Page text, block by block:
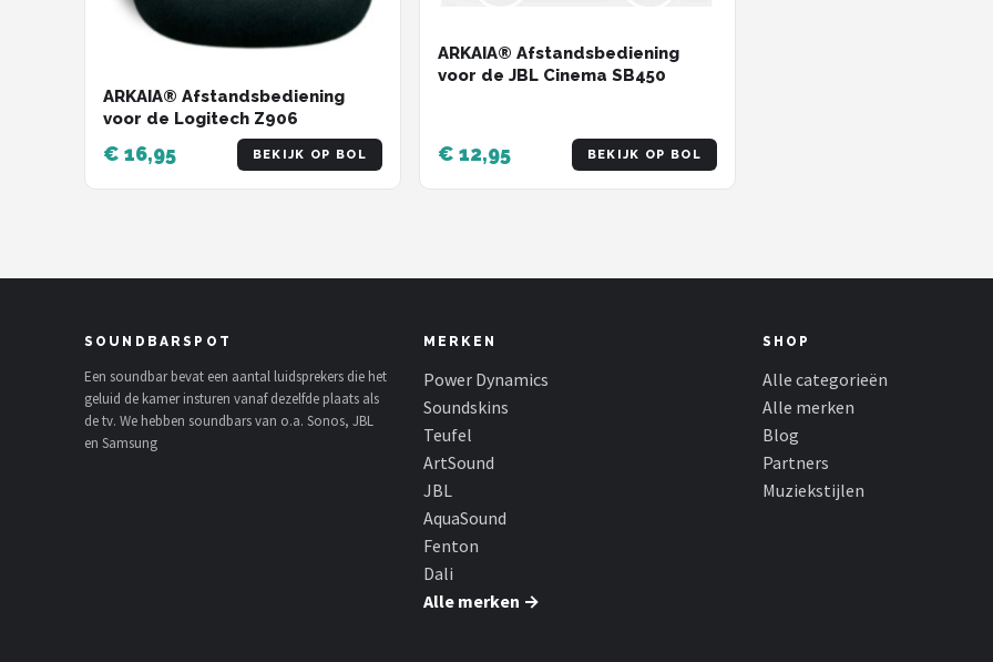
ARKAIA® Afstandsbediening
voor de Logitech Z906
€ 16,95 BEKIJK OP BOL
ARKAIA® Afstandsbediening
voor de JBL Cinema SB450
€ 12,95 BEKIJK OP BOL
SOUNDBARSPOT
Een soundbar bevat een aantal luidsprekers die het
geluid de kamer insturen vanaf dezelfde plaats als
de tv. We hebben soundbars van o.a. Sonos, JBL
en Samsung
MERKEN
Power Dynamics
Soundskins
Teufel
ArtSound
JBL
AquaSound
Fenton
Dali
Alle merken →
SHOP
Alle categorieën
Alle merken
Blog
Partners
Muziekstijlen